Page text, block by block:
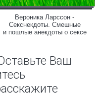
Вероника Ларссон -
Секснекдоты. Смешные
и пошлые анекдоты о сексе
Ваш